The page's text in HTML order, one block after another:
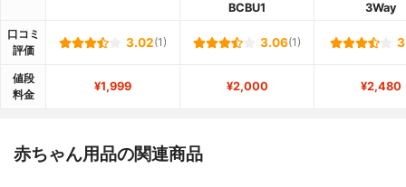
BCBU1
3Way
口コミ
評価
3.02(1) 3.06(1)
値段
料金
¥1,999 ¥2,000 ¥2,480
赤ちゃん用品の関連商品